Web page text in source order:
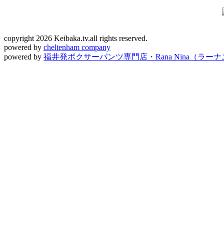
copyright 2026 Keibaka.tv.all rights reserved.
powered by cheltenham company
powered by 福井発ボクサーパンツ専門店・Rana Nina（ラー